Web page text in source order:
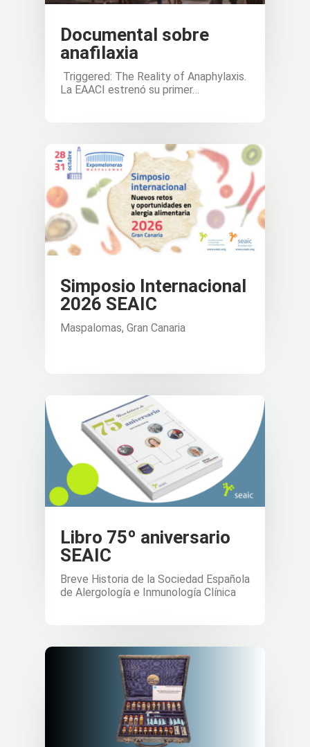
Documental sobre
anafilaxia
Triggered: The Reality of Anaphylaxis.
La EAACI estrenó su primer…
Simposio Internacional
2026 SEAIC
Maspalomas, Gran Canaria
Libro 75º aniversario
SEAIC
Breve Historia de la Sociedad Española
de Alergología e Inmunología Clínica